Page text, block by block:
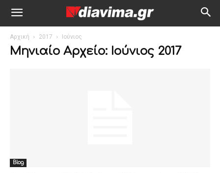
Αρχική 2017 Ιούνιος
Μηνιαίο Αρχείο: Ιούνιος 2017
Blog